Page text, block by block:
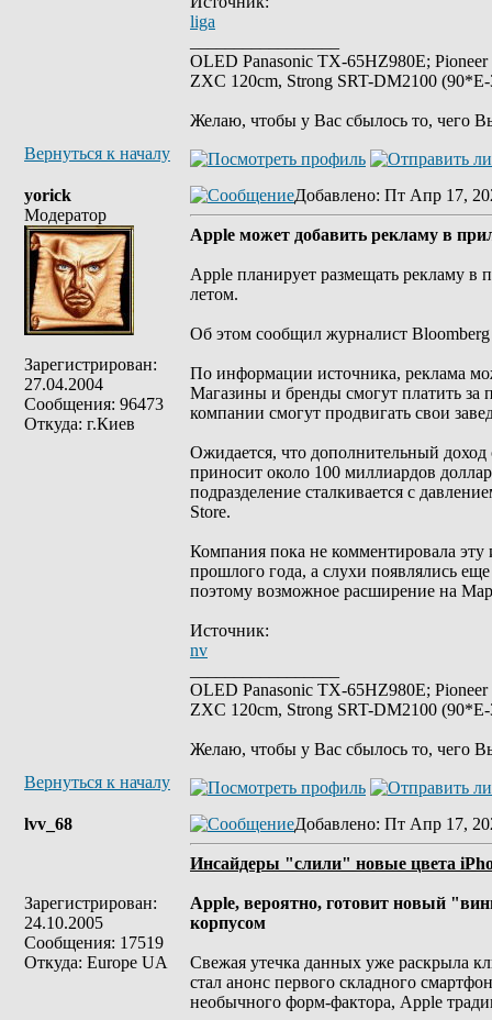
liga
OLED Panasonic TX-65HZ980E;
ZXC 120cm, Strong SRT-DM2100
Желаю, чтобы у Вас сбылось то, чего
Вернуться к началу
yorick
Модератор
Зарегистрирован:
27.04.2004
Сообщения: 96473
Откуда: г.Киев
Добавлено: Пт Апр 17,
Apple может добавить рекламу в
Apple планирует размещать рекламу в
летом.
Об этом сообщил журналист
По информации источника, реклама
Магазины и бренды смогут платить за
компании смогут продвигать свои
Ожидается, что дополнительный
приносит около 100 миллиардов
подразделение сталкивается с
Store.
Компания пока не комментировала
прошлого года, а слухи появлялись
поэтому возможное расширение на
Источник:
nv
OLED Panasonic TX-65HZ980E;
ZXC 120cm, Strong SRT-DM2100
Желаю, чтобы у Вас сбылось то, чего
Вернуться к началу
lvv_68
Зарегистрирован:
24.10.2005
Сообщения: 17519
Откуда: Europe UA
Добавлено: Пт Апр 17,
Инсайдеры "слили" новые цвета
Apple, вероятно, готовит новый
корпусом
Свежая утечка данных уже раскрыла
стал анонс первого складного
необычного форм-фактора, Apple